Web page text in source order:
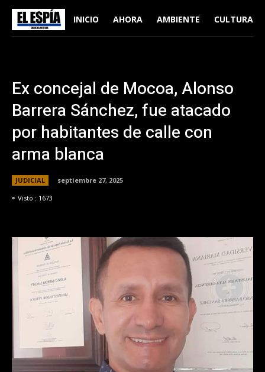
INICIO AHORA AMBIENTE CULTURA
Ex concejal de Mocoa, Alonso
Barrera Sánchez, fue atacado
por habitantes de calle con
arma blanca
JUDICIAL
septiembre 27, 2025
Visto : 1673